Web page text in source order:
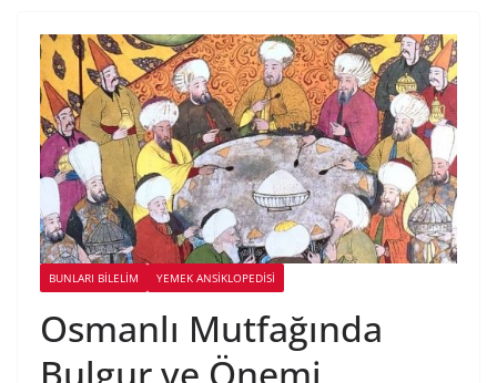
BUNLARI BILELIM YEMEK ANSİKLOPEDİSİ
Osmanlı Mutfağında